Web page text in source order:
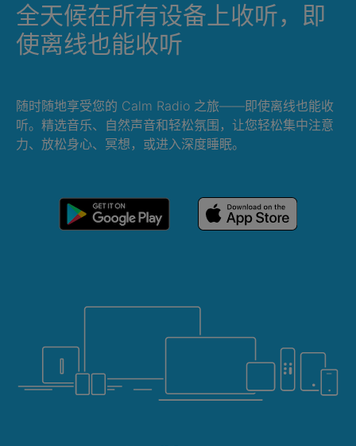
全天候在所有设备上收听，即
使离线也能收听
随时随地享受您的 Calm Radio 之旅——即使离线也能收
听。精选音乐、自然声音和轻松氛围，让您轻松集中注意
力、放松身心、冥想，或进入深度睡眠。